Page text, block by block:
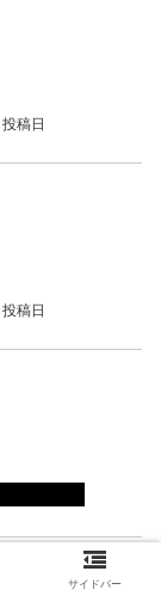
投稿日
投稿日
サイドバー